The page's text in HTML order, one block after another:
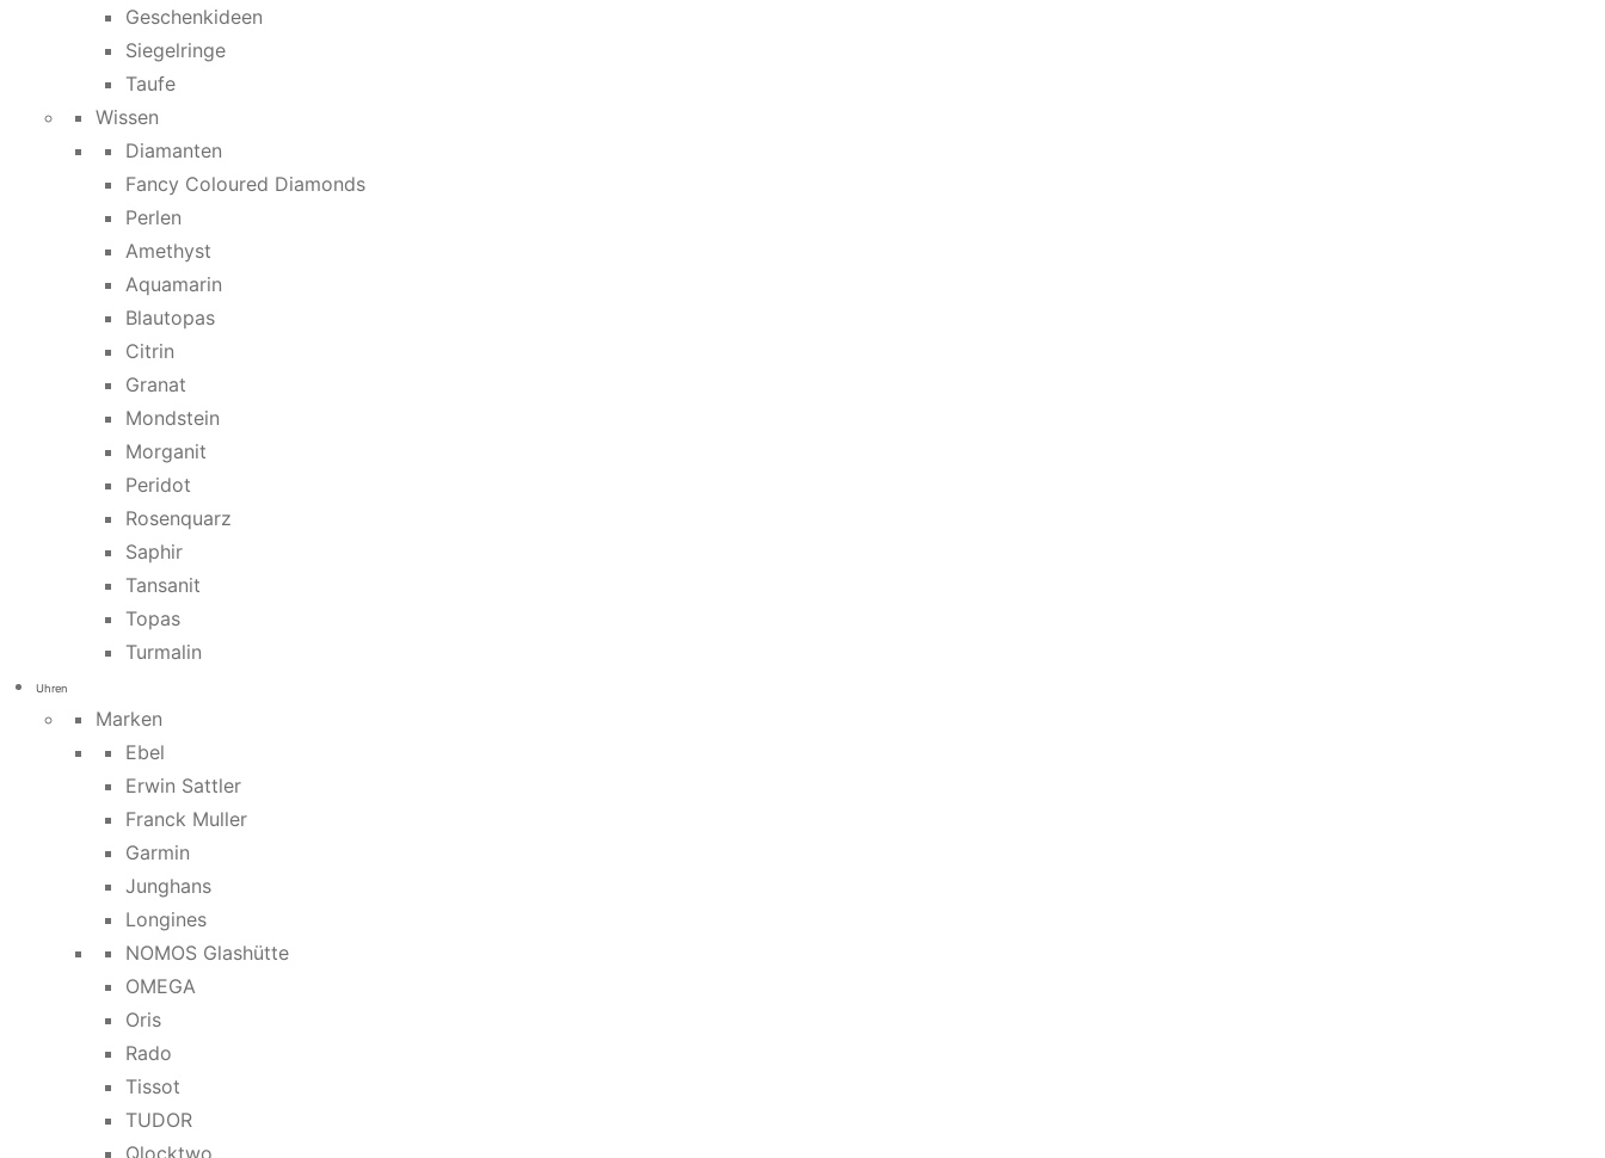
Geschenkideen
Siegelringe
Taufe
Wissen
Diamanten
Fancy Coloured Diamonds
Perlen
Amethyst
Aquamarin
Blautopas
Citrin
Granat
Mondstein
Morganit
Peridot
Rosenquarz
Saphir
Tansanit
Topas
Turmalin
Uhren
Marken
Ebel
Erwin Sattler
Franck Muller
Garmin
Junghans
Longines
NOMOS Glashütte
OMEGA
Oris
Rado
Tissot
TUDOR
Qlocktwo